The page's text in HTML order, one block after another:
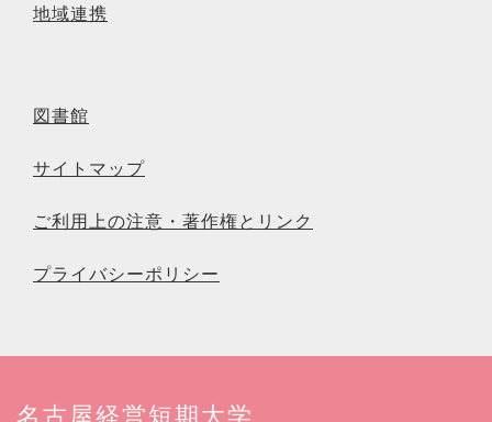
地域連携
図書館
サイトマップ
ご利用上の注意・著作権とリンク
プライバシーポリシー
名古屋経営短期大学